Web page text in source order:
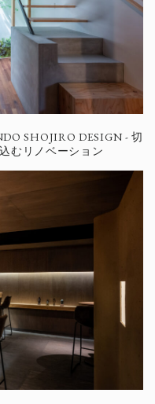
SHOJIRO DESIGN - 切
むリノベーション